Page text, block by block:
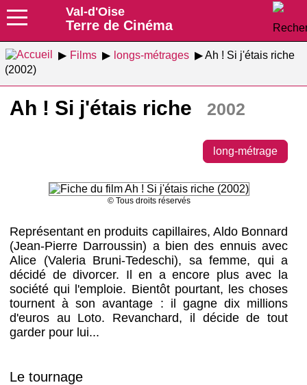
Val-d'Oise
Terre de Cinéma
Films longs-métrages
Ah ! Si j'étais riche
(2002)
Ah ! Si j'étais riche 2002
long-métrage
© Tous droits réservés
Représentant en produits capillaires, Aldo Bonnard
(Jean-Pierre Darroussin) a bien des ennuis avec
Alice (Valeria Bruni-Tedeschi), sa femme, qui a
décidé de divorcer. Il en a encore plus avec la
société qui l'emploie. Bientôt pourtant, les choses
tournent à son avantage : il gagne dix millions
d'euros au Loto. Revanchard, il décide de tout
garder pour lui...
Le tournage